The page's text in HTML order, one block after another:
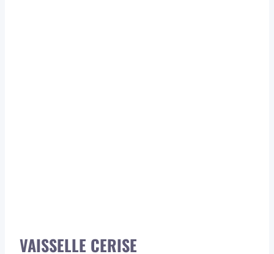
VAISSELLE CERISE